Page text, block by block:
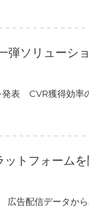
弾ソリューシ
表 CVR獲得効率
トフォーム
告配信データか